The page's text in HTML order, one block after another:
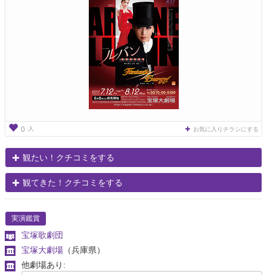
0 人 お気に入りチラシにする
観たい！クチコミをする
観てきた！クチコミをする
実演鑑賞
宝塚歌劇団
宝塚大劇場 （兵庫県）
他劇場あり: